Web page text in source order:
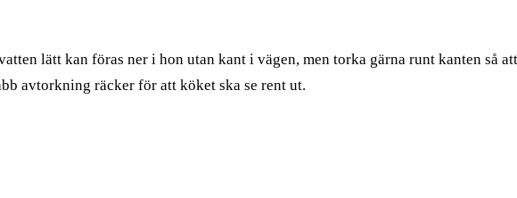
lätt kan föras ner i hon utan kant i vägen, men torka gärna runt kanten så
avtorkning räcker för att köket ska se rent ut.